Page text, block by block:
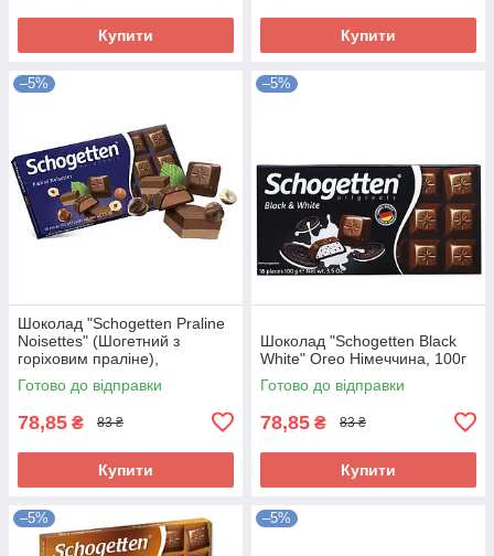
Купити Купити
–5%
Шоколад "Schogetten Praline
Noisettes" (Шогетний з
горіховим праліне),
Німеччина, 100 г
Готово до відправки
78,85 ₴ 83 ₴
Купити
–5%
Шоколад "Schogetten Black
White" Oreo Німеччина, 100г
Готово до відправки
78,85 ₴ 83 ₴
Купити
–5% –5%